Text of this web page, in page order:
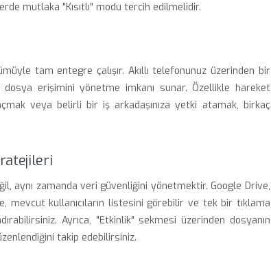
mutlaka "Kısıtlı" modu tercih edilmelidir.
tam entegre çalışır. Akıllı telefonunuz üzerinden bir
dosya erişimini yönetme imkanı sunar. Özellikle hareket
veya belirli bir iş arkadaşınıza yetki atamak, birkaç
aynı zamanda veri güvenliğini yönetmektir. Google Drive,
mevcut kullanıcıların listesini görebilir ve tek bir tıklama
Ayrıca, "Etkinlik" sekmesi üzerinden dosyanın
takip edebilirsiniz.